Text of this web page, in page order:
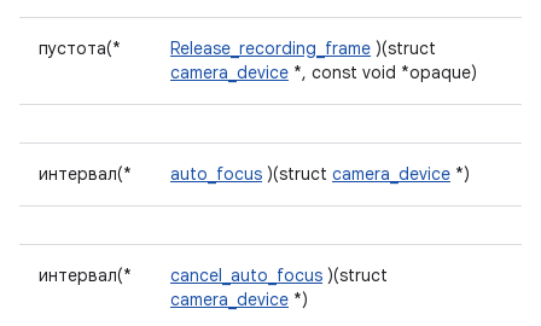
пустота(* Release_recording_frame )(struct
camera_device *, const void *opaque)
интервал(* auto_focus )(struct camera_device *)
интервал(* cancel_auto_focus )(struct
camera_device *)